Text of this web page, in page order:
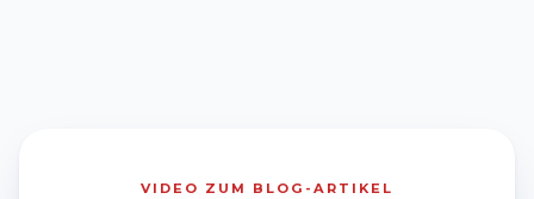
VIDEO ZUM BLOG-ARTIKEL